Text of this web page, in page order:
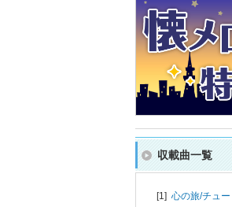
収載曲一覧
[1] 心の旅/チュ